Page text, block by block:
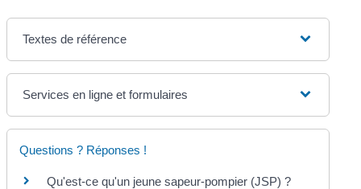
Textes de référence
Services en ligne et formulaires
Questions ? Réponses !
Qu'est-ce qu'un jeune sapeur-pompier (JSP) ?